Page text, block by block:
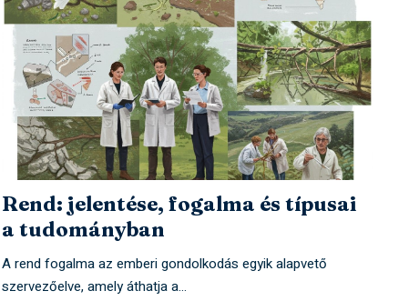
Rend: jelentése, fogalma és típusai
a tudományban
A rend fogalma az emberi gondolkodás egyik alapvető
szervezőelve, amely áthatja a…